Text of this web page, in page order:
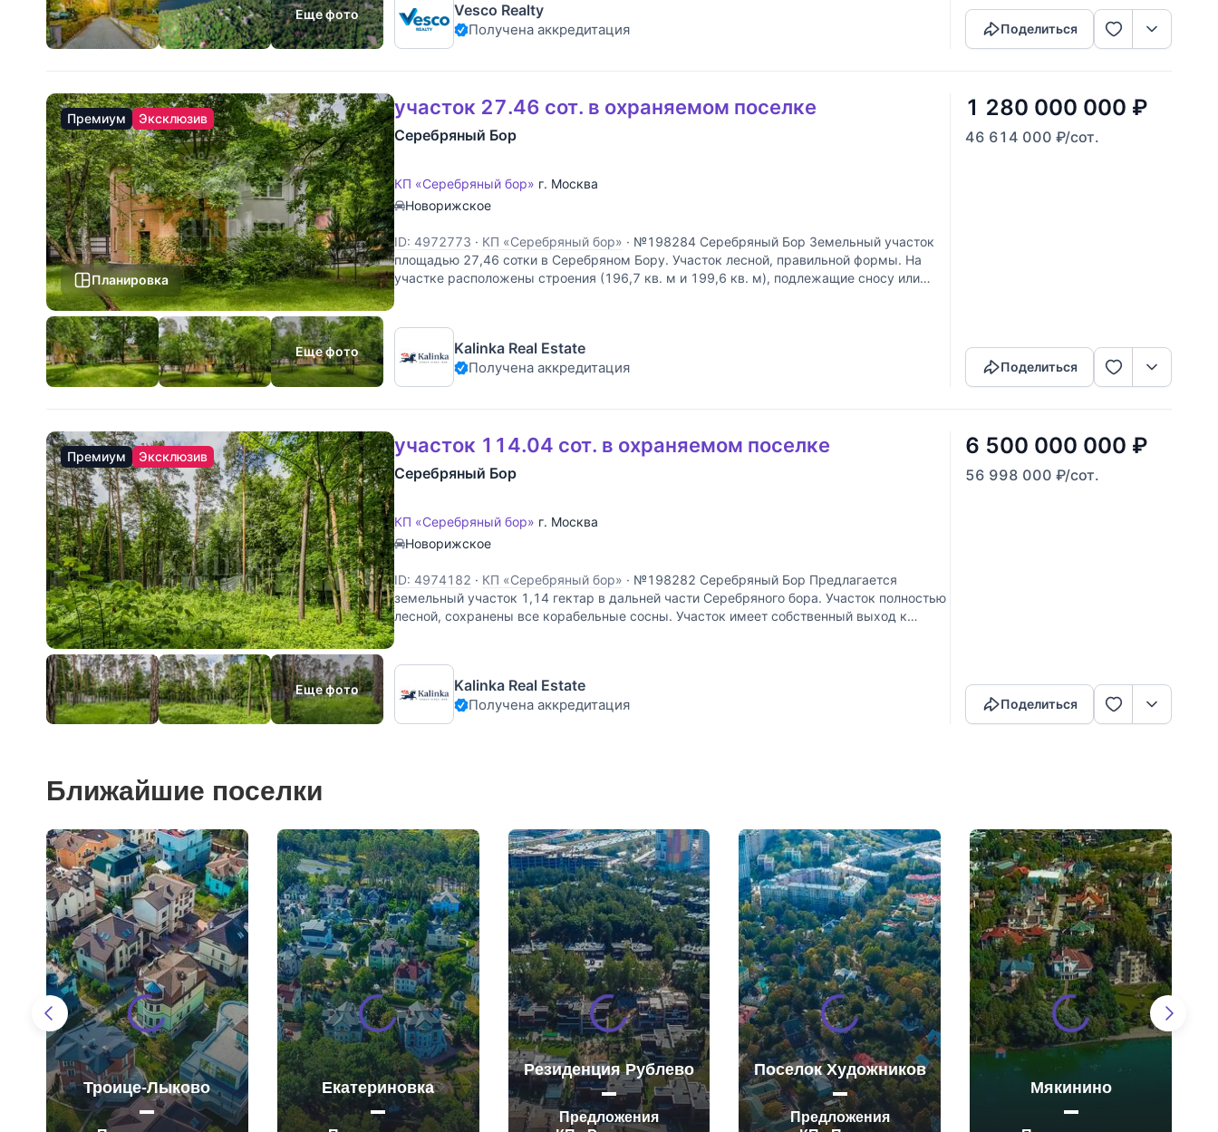
Еще фото Vesco Realty
Получена аккредитация Поделиться
Премиум Эксклюзив
Планировка
Еще фото
участок 27.46 сот. в охраняемом поселке
Серебряный Бор
КП «Серебряный бор» г. Москва
Новорижское
ID: 4972773 · КП «Серебряный бор» · №198284 Серебряный Бор Земельный участок
площадью 27,46 сотки в Серебряном Бору. Участок лесной, правильной формы. На
участке расположены строения (196,7 кв. м и 199,6 кв. м), подлежащие сносу или
Kalinka Real Estate
Получена аккредитация
1 280 000 000 ₽
46 614 000 ₽/сот.
Поделиться
Премиум Эксклюзив
Еще фото
участок 114.04 сот. в охраняемом поселке
Серебряный Бор
КП «Серебряный бор» г. Москва
Новорижское
ID: 4974182 · КП «Серебряный бор» · №198282 Серебряный Бор Предлагается
земельный участок 1,14 гектар в дальней части Серебряного бора. Участок полностью
лесной, сохранены все корабельные сосны. Участок имеет собственный выход к
Kalinka Real Estate
Получена аккредитация
6 500 000 000 ₽
56 998 000 ₽/сот.
Поделиться
Ближайшие поселки
Троице-Лыково Екатериновка
Резиденция Рублево
Предложения
Поселок Художников
Предложения
Мякинино